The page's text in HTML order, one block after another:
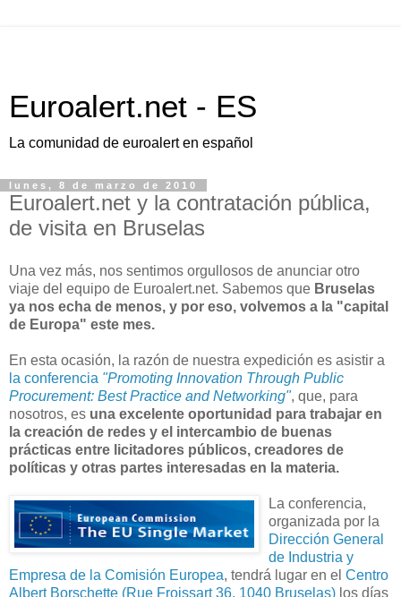
Euroalert.net - ES
La comunidad de euroalert en español
lunes, 8 de marzo de 2010
Euroalert.net y la contratación pública,
de visita en Bruselas
Una vez más, nos sentimos orgullosos de anunciar otro
viaje del equipo de Euroalert.net. Sabemos que Bruselas
ya nos echa de menos, y por eso, volvemos a la "capital
de Europa" este mes.
En esta ocasión, la razón de nuestra expedición es asistir a
la conferencia "Promoting Innovation Through Public
Procurement: Best Practice and Networking", que, para
nosotros, es una excelente oportunidad para trabajar en
la creación de redes y el intercambio de buenas
prácticas entre licitadores públicos, creadores de
políticas y otras partes interesadas en la materia.
La conferencia,
organizada por la
Dirección General
de Industria y
Empresa de la Comisión Europea, tendrá lugar en el Centro
Albert Borschette (Rue Froissart 36, 1040 Bruselas) los días